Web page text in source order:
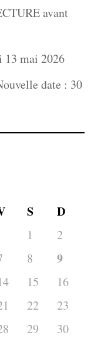
avant
13 mai 2026
date : 30
S D
1
2
8 9
15
16
22
23
29
30